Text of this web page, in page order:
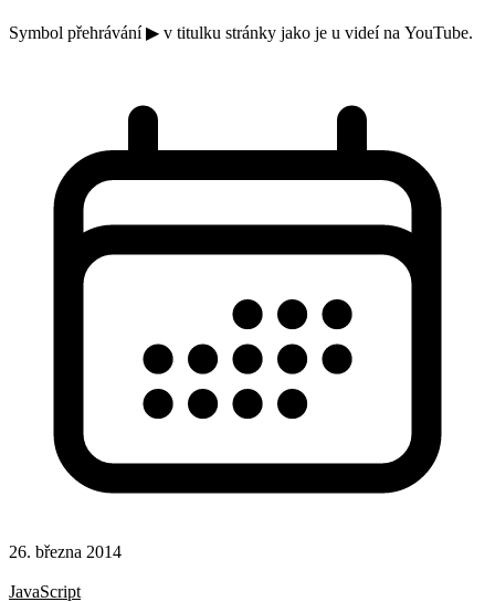
Symbol přehrávání ▶ v titulku stránky jako je u videí na YouTube.
26. března 2014
JavaScript